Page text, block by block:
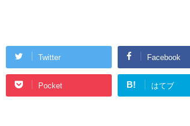
Twitter Facebook
Pocket B! はてブ